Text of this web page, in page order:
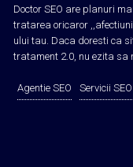
Doctor SEO are planuri
tratarea oricaror
ului tau. Daca doresti ca
tratament 2.0, nu ezita sa
Agentie SEO Servicii SEO